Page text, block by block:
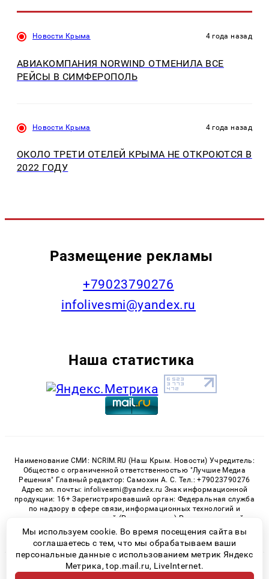
Новости Крыма 4 года назад
АВИАКОМПАНИЯ NORWIND ОТМЕНИЛА ВСЕ
РЕЙСЫ В СИМФЕРОПОЛЬ
Новости Крыма 4 года назад
ОКОЛО ТРЕТИ ОТЕЛЕЙ КРЫМА НЕ ОТКРОЮТСЯ В
2022 ГОДУ
Размещение рекламы
+79023790276
infolivesmi@yandex.ru
Наша статистика
Наименование СМИ: NCRIM.RU (Наш Крым. Новости) Учредитель:
Общество с ограниченной ответственностью "Лучшие Медиа
Решения" Главный редактор: Самохин А. С. Тел.: +79023790276
Адрес эл. почты: infolivesmi@yandex.ru Знак информационной
продукции: 16+ Зарегистрировавший орган: Федеральная служба
по надзору в сфере связи, информационных технологий и
массовых коммуникаций (Роскомнадзор) Регистрационный
номер СМИ ЭЛ № ФС 77 - 81150 от 02.06.2021
© 2026 «nCrim.ru» | Все права защищены
Мы используем cookie. Во время посещения сайта вы
соглашаетесь с тем, что мы обрабатываем ваши
персональные данные с использованием метрик Яндекс
Метрика, top.mail.ru, LiveInternet.